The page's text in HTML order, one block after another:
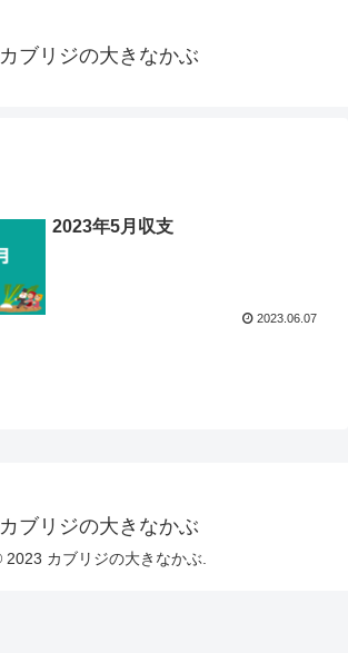
カブリジの大きなかぶ
2023年5月収支
2023.06.07
カブリジの大きなかぶ
2023 カブリジの大きなかぶ.